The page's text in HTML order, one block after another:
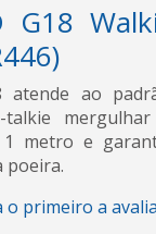
G18
atende ao
talkie
metro e
poeira.
o primeiro a